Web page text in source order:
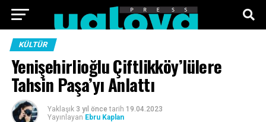
ANA SAYFA
TEKNOLOJI EKONOMI SPOR SIYASET
KÜNYE
KÜLTÜR
Yenişehirlioğlu Çiftlikköy’lülere
Tahsin Paşa’yı Anlattı
Yaklaşık 3 yıl önce tarih 19.04.2023
Yayınlayan Ebru Kaplan